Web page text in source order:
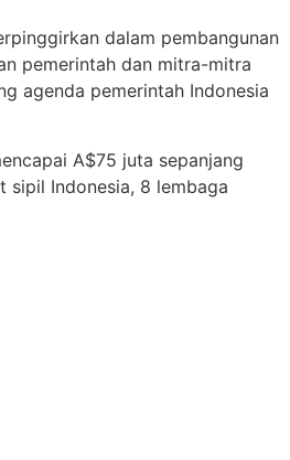
dalam pembangunan
pemerintah dan mitra-mitra
agenda pemerintah Indonesia
A$75 juta sepanjang
sipil Indonesia, 8 lembaga